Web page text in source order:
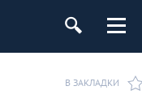
В ЗАКЛАДКИ